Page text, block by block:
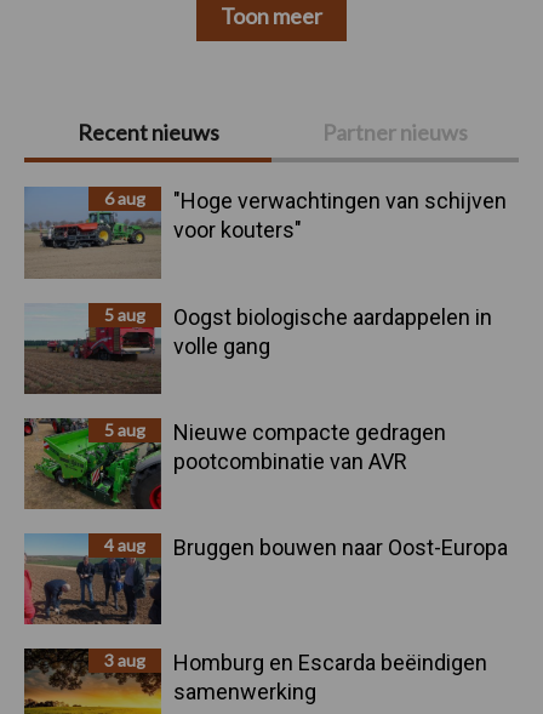
Primaire
Sidebar
Recent nieuws Partner nieuws
6 aug
"Hoge verwachtingen van schijven
voor kouters"
5 aug
Oogst biologische aardappelen in
volle gang
5 aug
Nieuwe compacte gedragen
pootcombinatie van AVR
4 aug Bruggen bouwen naar Oost-Europa
3 aug
Homburg en Escarda beëindigen
samenwerking
Toon meer